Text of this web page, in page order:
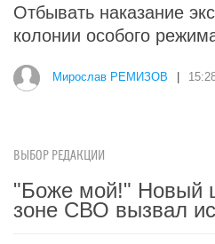
Отбывать наказание
колонии особого
Мирослав РЕМИЗОВ
ВЫБОР РЕДАКЦИИ
"Боже мой!" Новый
зоне СВО вызвал